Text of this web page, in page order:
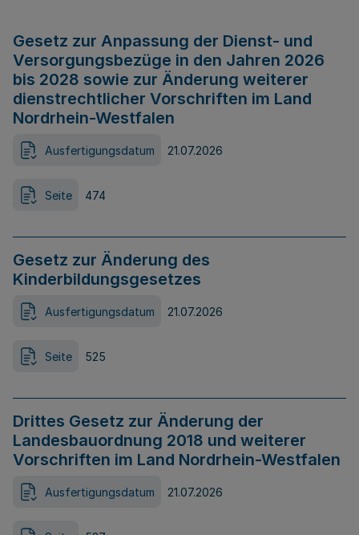
Gesetz zur Anpassung der Dienst- und
Versorgungsbezüge in den Jahren 2026
bis 2028 sowie zur Änderung weiterer
dienstrechtlicher Vorschriften im Land
Nordrhein-Westfalen
Ausfertigungsdatum 21.07.2026
Seite 474
Gesetz zur Änderung des
Kinderbildungsgesetzes
Ausfertigungsdatum 21.07.2026
Seite 525
Drittes Gesetz zur Änderung der
Landesbauordnung 2018 und weiterer
Vorschriften im Land Nordrhein-Westfalen
Ausfertigungsdatum 21.07.2026